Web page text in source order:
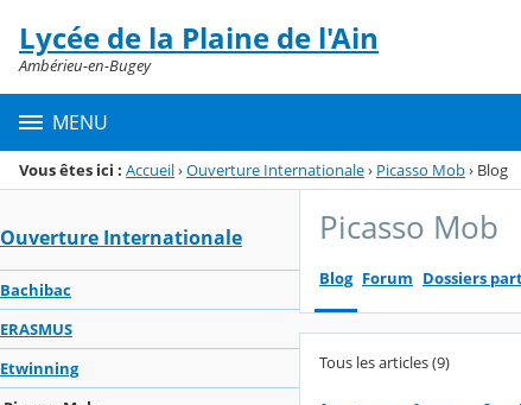
Menu de la rubrique
Contenu
Lycée de la Plaine de l'Ain
Ambérieu-en-Bugey
MENU
Vous êtes ici : Accueil›Ouverture Internationale› Picasso Mob› Blog
Ouverture Internationale
Bachibac
ERASMUS
Etwinning
Picasso Mob
Blog Forum Dossiers
Tous les articles (9)